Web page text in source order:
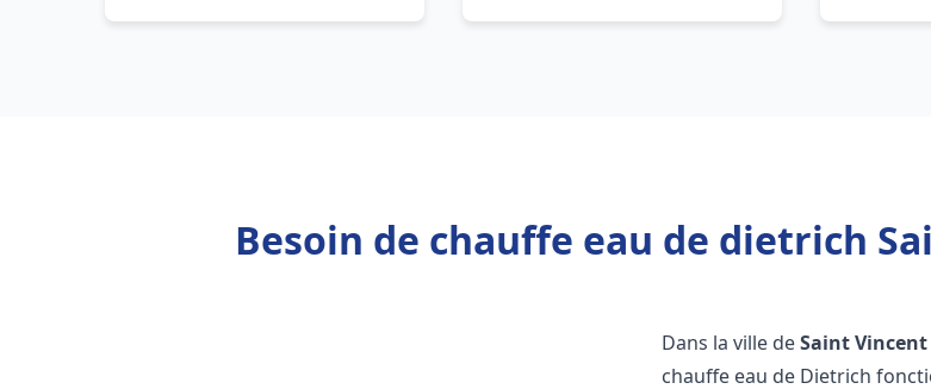
Besoin de chauffe eau de dietrich
Dans la ville deSaint Vincent
chauffe eau de Dietrich